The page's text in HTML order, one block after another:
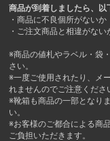
商品が到着しましたら、以
・商品に不良個所がないか
・ご注文商品と相違がない
※商品の値札やラベル・袋
さい。
※一度ご使用されたり、メ
れませんのでご注意くださ
※靴箱も商品の一部となり
い。
※お客様のご都合による商
ご負担いただきます。